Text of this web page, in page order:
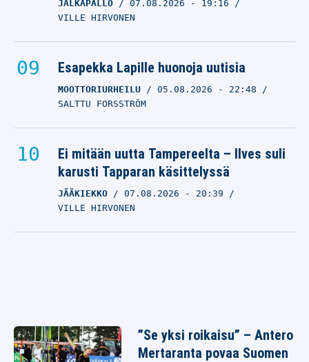
JALKAPALLO 07.08.2026 - 19:16
VILLE HIRVONEN
Esapekka Lapille huonoja uutisia
MOOTTORIURHEILU 05.08.2026 - 22:48
SALTTU FORSSTRÖM
Ei mitään uutta Tampereelta – Ilves suli
karusti Tapparan käsittelyssä
JÄÄKIEKKO 07.08.2026 - 20:39
VILLE HIRVONEN
”Se yksi roikaisu” – Antero
Mertaranta povaa Suomen